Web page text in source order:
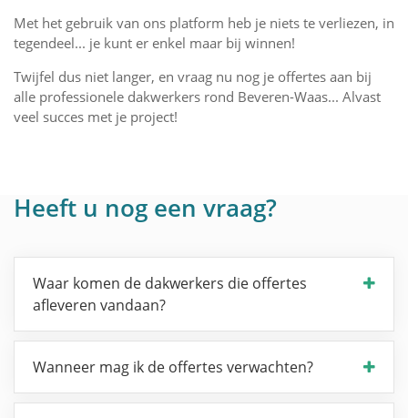
Met het gebruik van ons platform heb je niets te verliezen, in
tegendeel... je kunt er enkel maar bij winnen!
Twijfel dus niet langer, en vraag nu nog je offertes aan bij
alle professionele dakwerkers rond Beveren-Waas... Alvast
veel succes met je project!
Heeft u nog een vraag?
Waar komen de dakwerkers die offertes
afleveren vandaan?
Wanneer mag ik de offertes verwachten?